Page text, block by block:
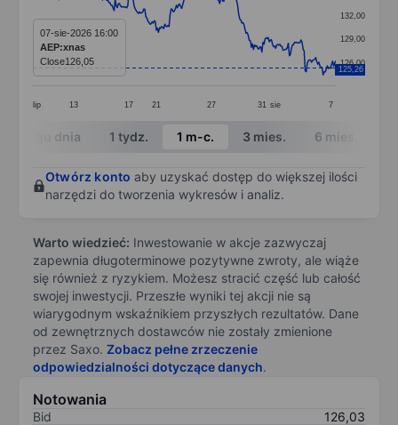
Line chart with 288 data points.
The chart has 1 X axis displaying categories.
The chart has 1 Y axis displaying values. Data
lip 13 17 21 27 31 sie 7
126,00
129,00
132,00
125,26
07-sie-2026 16:00
AEP:xnas
Close126,05
End of interactive chart.
W ciągu dnia 1 tydz. 1 m-c. 3 mies. 6 mies.
Otwórz konto aby uzyskać dostęp do większej ilości
narzędzi do tworzenia wykresów i analiz.
Warto wiedzieć: Inwestowanie w akcje zazwyczaj
zapewnia długoterminowe pozytywne zwroty, ale wiąże
się również z ryzykiem. Możesz stracić część lub całość
swojej inwestycji. Przeszłe wyniki tej akcji nie są
wiarygodnym wskaźnikiem przyszłych rezultatów. Dane
od zewnętrznych dostawców nie zostały zmienione
przez Saxo. Zobacz pełne zrzeczenie
odpowiedzialności dotyczące danych.
Notowania
Bid
126,03